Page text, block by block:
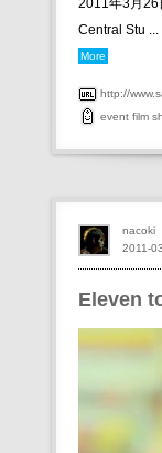
2011年3月26
Central Stu ...
More
http://
event film
Eleven
2011-
nacoki